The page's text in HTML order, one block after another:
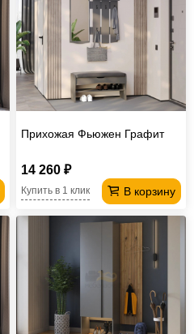
Прихожая Фьюжен Графит
14 260 ₽
В корзину
Купить в 1 клик